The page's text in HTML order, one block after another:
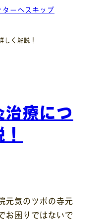
ターへスキップ
しく解説！
治療につ
元気のツボの寺元
お困りではないで